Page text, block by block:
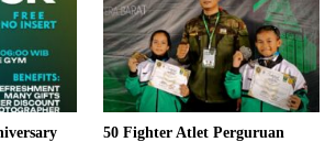
50 Fighter Atlet Perguruan